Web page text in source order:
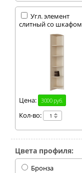
Угл. элемент
слитный со шкафом
Цена: 3000 руб.
Кол-во:
Цвета профиля:
Бронза